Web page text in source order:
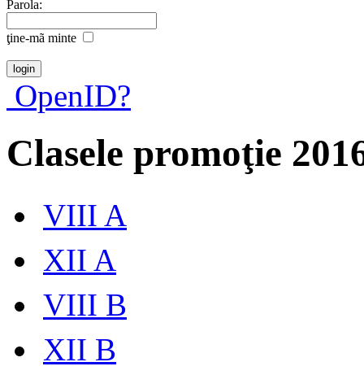
Parola:
ţine-mã minte
OpenID?
Clasele promoţie
VIII A
XII A
VIII B
XII B